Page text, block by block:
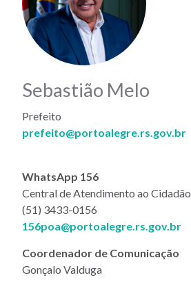
Sebastião Melo
Prefeito
prefeito@portoalegre.rs.gov.br
WhatsApp 156
Central de Atendimento ao Cidadão
(51) 3433-0156
156poa@portoalegre.rs.gov.br
Coordenador de Comunicação
Gonçalo Valduga